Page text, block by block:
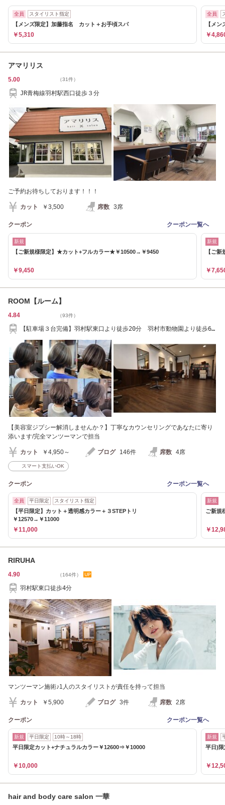
全員 スタイリスト指定
【メンズ限定】加藤指名 カット＋お手頃スパ
￥5,310
全員
【メ
￥
アマリリス
5.00 （31件）
JR青梅線羽村駅西口徒歩３分
ご予約お待ちしております！！！
カット ￥3,500 席数 3席
クーポン クーポン一覧へ
新規
【ご新規様限定】★カット+フルカラー★￥10500→￥9450
￥9,450
新規
【ご
￥
ROOM【ルーム】
4.84 （93件）
【駐車場３台完備】羽村駅東口より徒歩20分 羽村市動物園より徒歩6
【美容室ジプシー解消しませんか？】丁寧なカウンセリングであなたに寄り
添います/完全マンツーマンで担当
カット ￥4,950～ ブログ 146件 席数 4席
スマート支払いOK
クーポン クーポン一覧へ
全員 平日限定 スタイリスト指定
【平日限定】カット＋透明感カラー＋３STEPトリ
￥12570→￥11000
￥11,000
新規
ご新規
￥
RIRUHA
4.90 （164件）
羽村駅東口徒歩4分
マンツーマン施術♪1人のスタイリストが責任を持って担当
カット ￥5,900 ブログ 3件 席数 2席
クーポン クーポン一覧へ
新規 平日限定 10時～18時
平日限定カット+ナチュラルカラー￥12600⇒￥10000
￥10,000
新規
平日)
￥
hair and body care salon 一華